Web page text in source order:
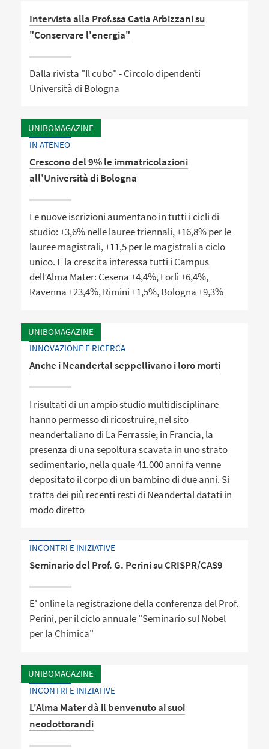
Intervista alla Prof.ssa Catia Arbizzani su
"Conservare l'energia"
Dalla rivista "Il cubo" - Circolo dipendenti
Università di Bologna
UNIBOMAGAZINE
IN ATENEO
Crescono del 9% le immatricolazioni
all’Università di Bologna
Le nuove iscrizioni aumentano in tutti i cicli di
studio: +3,6% nelle lauree triennali, +16,8% per le
lauree magistrali, +11,5 per le magistrali a ciclo
unico. E la crescita interessa tutti i Campus
dell’Alma Mater: Cesena +4,4%, Forlì +6,4%,
Ravenna +23,4%, Rimini +1,5%, Bologna +9,3%
UNIBOMAGAZINE
INNOVAZIONE E RICERCA
Anche i Neandertal seppellivano i loro morti
I risultati di un ampio studio multidisciplinare
hanno permesso di ricostruire, nel sito
neandertaliano di La Ferrassie, in Francia, la
presenza di una sepoltura scavata in uno strato
sedimentario, nella quale 41.000 anni fa venne
depositato il corpo di un bambino di due anni. Si
tratta dei più recenti resti di Neandertal datati in
modo diretto
INCONTRI E INIZIATIVE
Seminario del Prof. G. Perini su CRISPR/CAS9
E' online la registrazione della conferenza del Prof.
Perini, per il ciclo annuale "Seminario sul Nobel
per la Chimica"
UNIBOMAGAZINE
INCONTRI E INIZIATIVE
L'Alma Mater dà il benvenuto ai suoi
neodottorandi